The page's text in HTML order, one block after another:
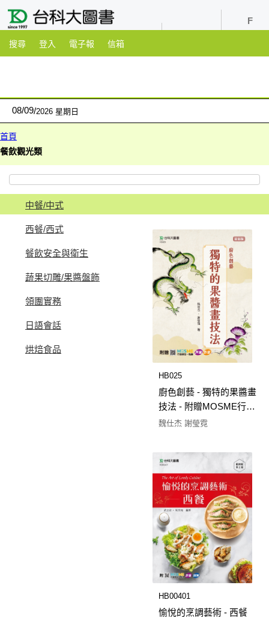
搜尋 登入 電子報 信箱
08/09 2026 星期日
首頁
餐飲觀光類
中餐/中式
西餐/西式
餐飲安全與衛生
蔬果切雕/果醬盤飾
領團實務
日語會話
烘焙食品
HB025
廚色創藝 - 獨特的果醬畫
技法 - 附贈MOSME行動
學習一點通：評量．影
魏仕杰 謝瑩霓
HB00401
愉悅的烹調藝術 - 西餐